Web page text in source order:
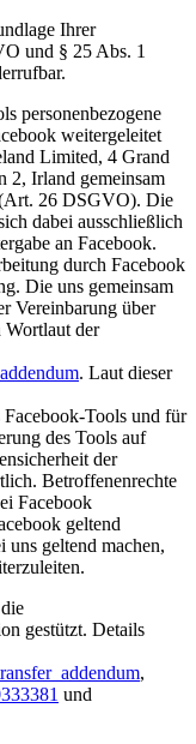
Ihrer
und § 25 Abs. 1
personenbezogene
weitergeleitet
Limited, 4 Grand
2, Irland gemeinsam
26 DSGVO). Die
dabei ausschließlich
an Facebook.
durch Facebook
Die uns gemeinsam
Vereinbarung über
Wortlaut der
. Laut dieser
Tools und für
des Tools auf
der
Betroffenenrechte
Facebook
geltend
uns geltend machen,
gestützt. Details
,
und